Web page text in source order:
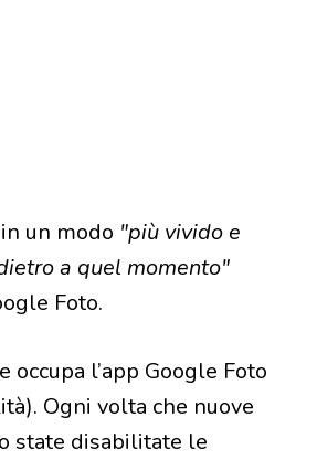
un modo "più vivido e
a quel momento"
Foto.
l’app Google Foto
Ogni volta che nuove
state disabilitate le